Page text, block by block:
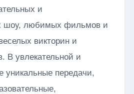
и
шоу, любимых фильмов и
викторин и
В увлекательной и
уникальные передачи,